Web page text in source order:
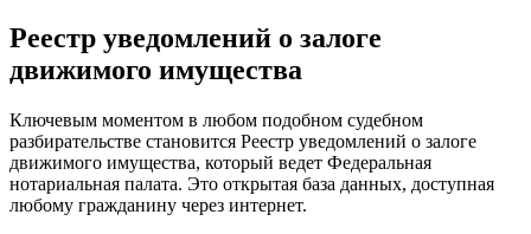
Реестр уведомлений о залоге
движимого имущества
Ключевым моментом в любом подобном судебном
разбирательстве становится Реестр уведомлений о залоге
движимого имущества, который ведет Федеральная
нотариальная палата. Это открытая база данных, доступная
любому гражданину через интернет.